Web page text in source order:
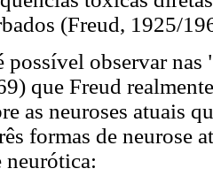
(Freud, 1925/
possível observar
que Freud
as neuroses atuais
formas de neurose
neurótica: